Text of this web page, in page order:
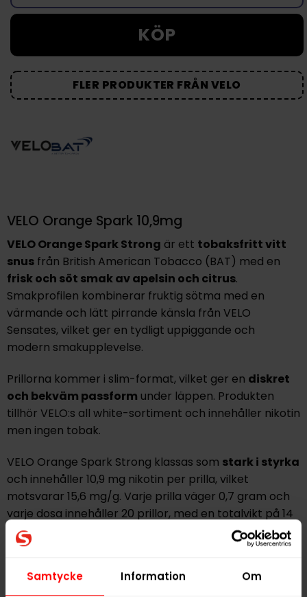
Samtycke Information Om
KÖP
FLER PRODUKTER FRÅN VELO
VELO Orange Spark 10,9mg
VELO Orange Spark Strong är ett tobaksfritt vitt
snusfrån British American Tobacco (BAT) med en
frisk och söt smak av apelsin och citrus.
Smakprofilen kombinerar fruktig sötma med en
värmande och lätt pirrande känsla från VELO
Sensates, vilket ger en tydligt uppiggande och
modern smakupplevelse.
Prillorna kommer i slim-format, vilket ger en diskret
och bekväm passform under läppen. Produkten
tillhör VELO:s all white-sortiment och innehåller nikotin
men ingen tobak.
VELO Orange Spark Strong klassas som stark i styrka
och innehåller 10,9 mg nikotin per prilla, vilket
motsvarar 15,6 mg/g. Varje prilla väger 0,7 gram och
varje dosa innehåller 20 prillor, med en totalvikt på 14
gram. Nikotin och smak frisätts jämnt för en tydlig och
långvarig effekt.
Produkten passar dig som söker ett
tobaksfritt